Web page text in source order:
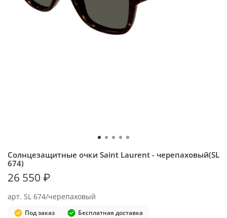
арт. SL 674/черепаховый
Солнцезащитные очки Saint Laurent - черепаховый(SL
674)
Под заказ Бесплатная доставка
26 550 ₽